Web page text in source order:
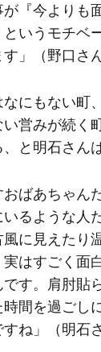
『今よりも​
いう​モチベ
」​（野口さん
にもない町
営みが​続く​
と​明石さん
おば​あちゃん
るような​人
に​見えたり
は​すごく​面
す。​肩肘貼ら
間を​過ごし
ね」​（明石さ